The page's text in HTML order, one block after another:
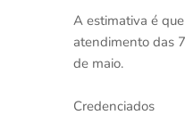
A estimativa é
atendimento das
de maio.
Credenciados